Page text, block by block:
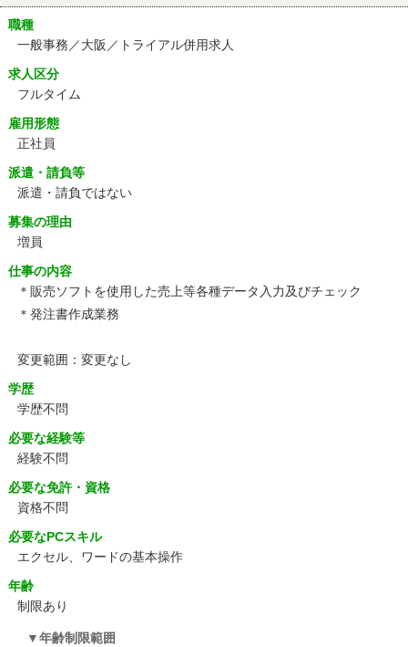
職種
一般事務／大阪／トライアル併用求人
求人区分
フルタイム
雇用形態
正社員
派遣・請負等
派遣・請負ではない
募集の理由
増員
仕事の内容
＊販売ソフトを使用した売上等各種データ入力及びチェック
＊発注書作成業務
変更範囲：変更なし
学歴
学歴不問
必要な経験等
経験不問
必要な免許・資格
資格不問
必要なPCスキル
エクセル、ワードの基本操作
年齢
制限あり
年齢制限範囲